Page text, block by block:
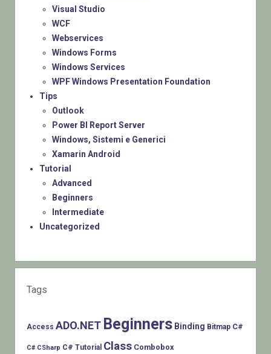
Visual Studio
WCF
Webservices
Windows Forms
Windows Services
WPF Windows Presentation Foundation
Tips
Outlook
Power BI Report Server
Windows, Sistemi e Generici
Xamarin Android
Tutorial
Advanced
Beginners
Intermediate
Uncategorized
Tags
Access ADO.NET Beginners Binding Bitmap C#
C# CSharp C# Tutorial Class Combobox